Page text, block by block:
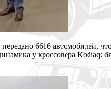
6616 автомобилей,
у кроссовера Kodiaq: